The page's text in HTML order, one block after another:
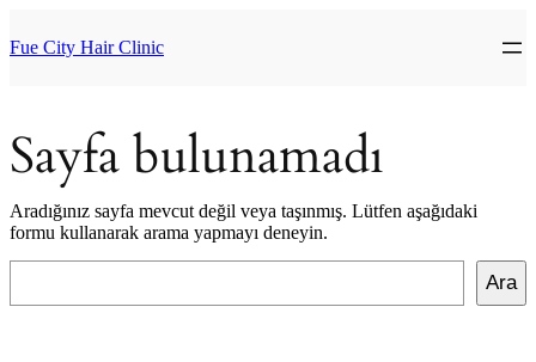
geç
Fue City Hair Clinic
Sayfa bulunamadı
Aradığınız sayfa mevcut değil veya taşınmış. Lütfen aşağıdaki
formu kullanarak arama yapmayı deneyin.
Ara